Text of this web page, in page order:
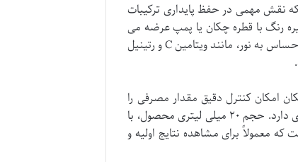
نقش مهمی در حفظ پایداری ترکیبات
رنگ با قطره چکان یا پمپ عرضه می
شود. استفاده از شیشه تیره، اقدامی هوشمندانه برای محافظت از ترکیبات فعال و حساس به نور، مانند ویتامین C و رتینیل
امکان کنترل دقیق مقدار مصرفی را
فراهم می کند که در مورد محصولات کنسانتره و قوی مانند این سرم، اهمیت زیادی دارد. حجم ۲۰ میلی لیتری محصول، با
معمولاً برای مشاهده نتایج اولیه و